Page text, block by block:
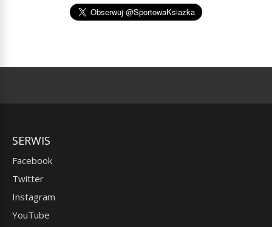
SERWIS
Facebook
Twitter
Instagram
YouTube